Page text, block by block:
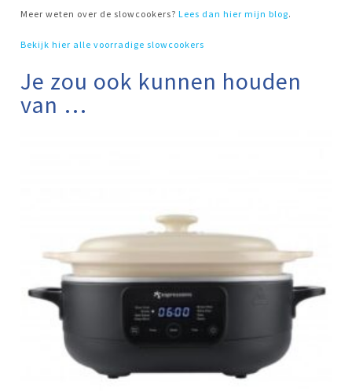
Meer weten over de slowcookers?Lees dan hier mijn blog.
Bekijk hier alle voorradige slowcookers
Je zou ook kunnen houden
van …